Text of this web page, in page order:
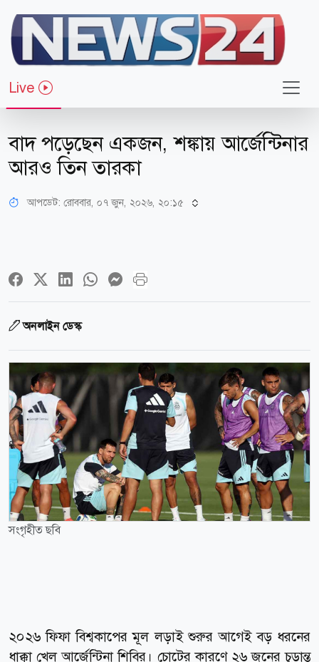
Live
খেলাধুলা
বাদ পড়েছেন একজন, শঙ্কায় আর্জেন্টিনার
আরও তিন তারকা
আপডেট: রোববার, ০৭ জুন, ২০২৬, ২০:১৫
অনলাইন ডেস্ক
সংগৃহীত ছবি
২০২৬ ফিফা বিশ্বকাপের মূল লড়াই শুরুর আগেই বড় ধরনের
ধাক্কা খেল আর্জেন্টিনা শিবির। চোটের কারণে ২৬ জনের চূড়ান্ত